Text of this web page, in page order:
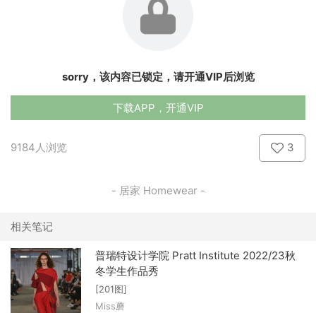
sorry，该内容已锁定，请开通VIP后浏览
下载APP，开通VIP
9184人浏览 3
- 居家 Homewear -
相关笔记
普瑞特设计学院 Pratt Institute 2022/23秋
冬学生作品秀
[201图]
Miss蘑